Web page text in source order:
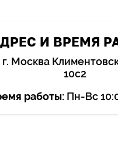
И ВРЕМЯ
г. Москва
10с2
работы:Пн-Вс